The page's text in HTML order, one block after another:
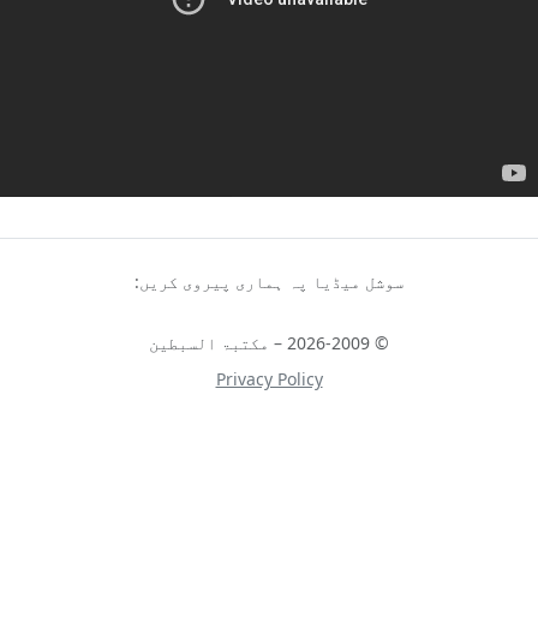
سوشل میڈیا پہ ہماری پیروی کریں:
Privacy Policy